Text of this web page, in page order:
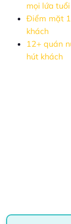
mọi lứa tuổi
Điểm mặt
khách
12+ quán
hút khách